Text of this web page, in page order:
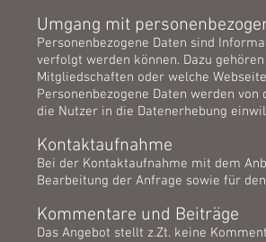
Umgang mit
Personenbezogene Daten sind
verfolgt werden können. Dazu
Mitgliedschaften oder welche
Personenbezogene Daten werden
die Nutzer in die Datenerhebung
Kontaktaufnahme
Bei der Kontaktaufnahme mit dem
Bearbeitung der Anfrage sowie für
Kommentare und Beiträge
Das Angebot stellt z.Zt. keine